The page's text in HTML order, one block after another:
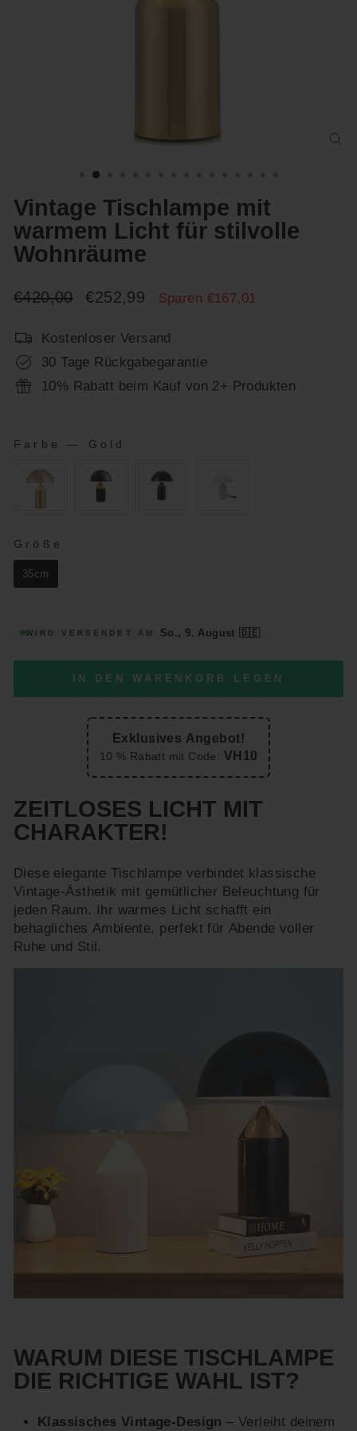
Vintage Tischlampe mit
warmem Licht für stilvolle
Wohnräume
Normaler
€420,00 Sonderpreis
€252,99 Sparen €167,01
Kostenloser Versand
30 Tage Rückgabegarantie
10% Rabatt beim Kauf von 2+ Produkten
Farbe — Gold
GRÖSSE
Größe
35cm
WIRD VERSENDET AM So., 9. August 🇩🇪
IN DEN WARENKORB LEGEN
Exklusives Angebot!
10 % Rabatt mit Code: VH10
ZEITLOSES LICHT MIT
CHARAKTER!
Diese elegante Tischlampe verbindet klassische
Vintage-Ästhetik mit gemütlicher Beleuchtung für
jeden Raum. Ihr warmes Licht schafft ein
behagliches Ambiente, perfekt für Abende voller
Ruhe und Stil.
WARUM DIESE TISCHLAMPE
DIE RICHTIGE WAHL IST?
Klassisches Vintage-Design – Verleiht deinem